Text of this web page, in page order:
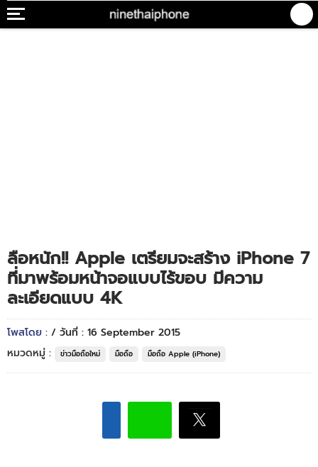
ลือหนัก!! Apple เตรียมจะสร้าง iPhone 7
ที่มาพร้อมหน้าจอแบบไร้ขอบ มีความ
ละเอียดแบบ 4K
โพสโดย : / วันที่ : 16 September 2015
หมวดหมู่ :
ข่าวมือถือใหม่ มือถือ มือถือ Apple (iPhone)